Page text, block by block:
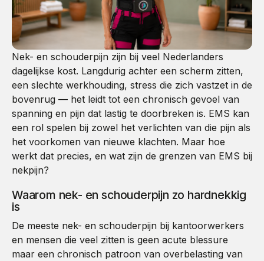
Nek- en schouderpijn zijn bij veel Nederlanders
dagelijkse kost. Langdurig achter een scherm zitten,
een slechte werkhouding, stress die zich vastzet in de
bovenrug — het leidt tot een chronisch gevoel van
spanning en pijn dat lastig te doorbreken is. EMS kan
een rol spelen bij zowel het verlichten van die pijn als
het voorkomen van nieuwe klachten. Maar hoe
werkt dat precies, en wat zijn de grenzen van EMS bij
nekpijn?
Waarom nek- en schouderpijn zo hardnekkig
is
De meeste nek- en schouderpijn bij kantoorwerkers
en mensen die veel zitten is geen acute blessure
maar een chronisch patroon van overbelasting van